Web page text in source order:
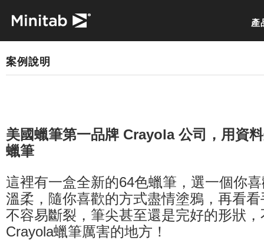
產
案例說明
美國蠟筆第一品牌 Crayola 公司，用資
蠟筆
這裡有一盒全新的64色蠟筆，選一個你
溫柔，隨你喜歡的方式盡情塗鴉，再看
不容易斷裂，筆尖甚至還是完好的形狀
Crayola蠟筆厲害的地方！